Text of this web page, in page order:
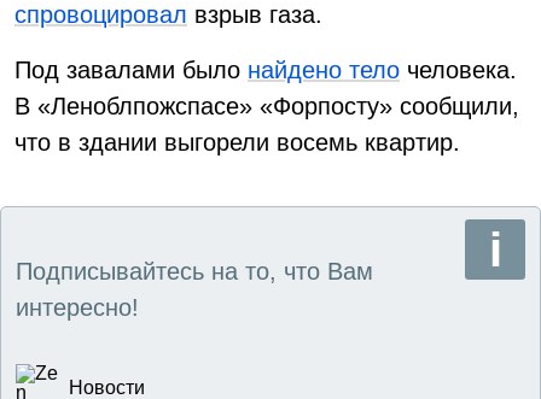
спровоцировал взрыв газа.
Под завалами было найдено тело человека.
В «Леноблпожспасе» «Форпосту» сообщили,
что в здании выгорели восемь квартир.
Подписывайтесь на то, что Вам
интересно!
Новости